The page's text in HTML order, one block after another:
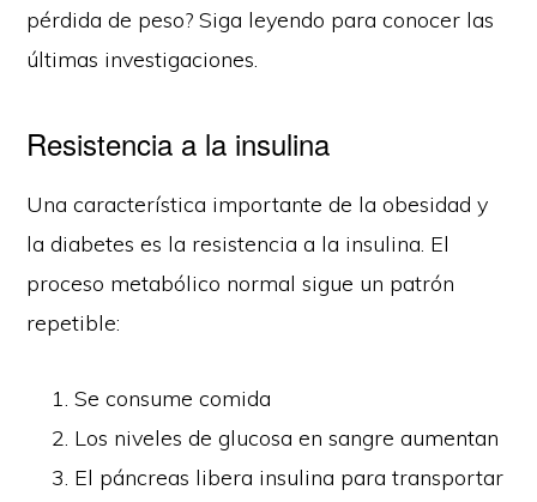
pérdida de peso? Siga leyendo para conocer las
últimas investigaciones.
Resistencia a la insulina
Una característica importante de la obesidad y
la diabetes es la resistencia a la insulina. El
proceso metabólico normal sigue un patrón
repetible:
Se consume comida
Los niveles de glucosa en sangre aumentan
El páncreas libera insulina para transportar